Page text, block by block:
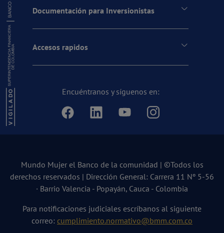
Documentación para Inversionistas
Accesos rapidos
Encuéntranos y síguenos en:
Mundo Mujer el Banco de la comunidad | ©Todos los
derechos reservados | Dirección General: Carrera 11 Nº 5-56
· Barrio Valencia - Popayán, Cauca - Colombia
Para notificaciones judiciales escríbanos al siguiente
correo: cumplimiento.normativo@bmm.com.co